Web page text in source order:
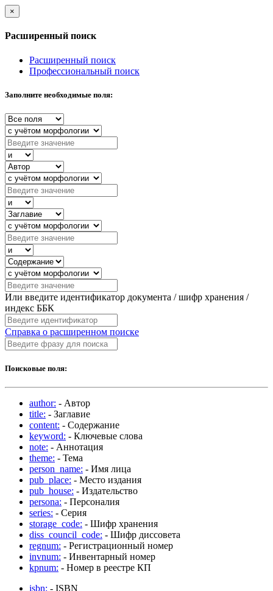
×
Расширенный поиск
Расширенный поиск
Профессиональный поиск
Заполните необходимые поля:
Или введите идентификатор документа / шифр хранения /
индекс ББК
Справка о расширенном поиске
Поисковые поля:
author: - Автор
title: - Заглавие
content: - Содержание
keyword: - Ключевые слова
note: - Аннотация
theme: - Тема
person_name: - Имя лица
pub_place: - Место издания
pub_house: - Издательство
persona: - Персоналия
series: - Серия
storage_code: - Шифр хранения
diss_council_code: - Шифр диссовета
regnum: - Регистрационный номер
invnum: - Инвентарный номер
kpnum: - Номер в реестре КП
isbn: - ISBN